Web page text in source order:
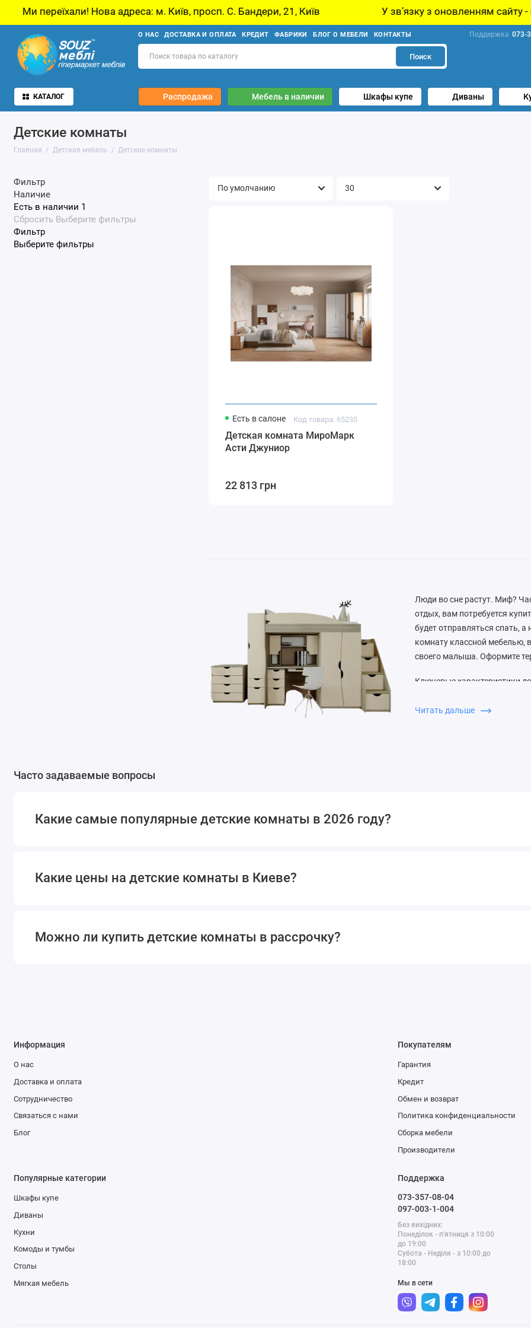
Нова адреса: м. Київ, просп. С. Бандери, 21, Київ У звʼязку з оновленням сайту - ціну
О НАС ДОСТАВКА И ОПЛАТА КРЕДИТ ФАБРИКИ БЛОГ О МЕБЕЛИ КОНТАКТЫ Поддержка 073-
Поиск
КАТАЛОГ Распродажа Мебель в наличии Шкафы купе Диваны
Детские комнаты
Главная Детская мебель Детские комнаты
Фильтр
Наличие
Есть в наличии 1
Сбросить Выберите фильтры
Фильтр
Выберите фильтры
Люди во сне растут. Миф?
отдых, вам потребуется
будет отправляться спать,
комнату классной мебелью,
своего малыша. Оформите
Ключевые характеристики
Безопасность. При
колористику своей
Оговаривают бюджет
каталог интернет-магазина
Наша компания много лет
накопили ценный опыт и
Цена детских комнат в
“премиум”. Вы можете
бюджетом.
Многообразие тем и
продукции свою любимую
Консультацию по подбору
телефонe либо в нашем
Читать дальше
Есть в салоне Код товара: 65235
Детская комната МироМарк
Асти Джуниор
22 813 грн
Часто задаваемые вопросы
Какие самые популярные детские комнаты в 2026 году?
Какие цены на детские комнаты в Киеве?
Можно ли купить детские комнаты в рассрочку?
Информация
О нас
Доставка и оплата
Сотрудничество
Связаться с нами
Блог
Покупателям
Гарантия
Кредит
Обмен и возврат
Политика конфиденциальности
Сборка мебели
Производители
Популярные категории
Шкафы купе
Диваны
Кухни
Комоды и тумбы
Столы
Мягкая мебель
Поддержка
073-357-08-04
097-003-1-004
Без вихідних:
Понеділок - п'ятниця з 10:00
до 19:00
Субота - Неділя - з 10:00 до
18:00
Мы в сети